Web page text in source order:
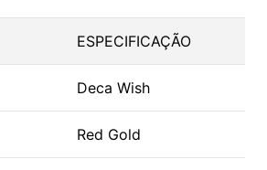
ESPECIFICAÇÃO
Deca Wish
Red Gold